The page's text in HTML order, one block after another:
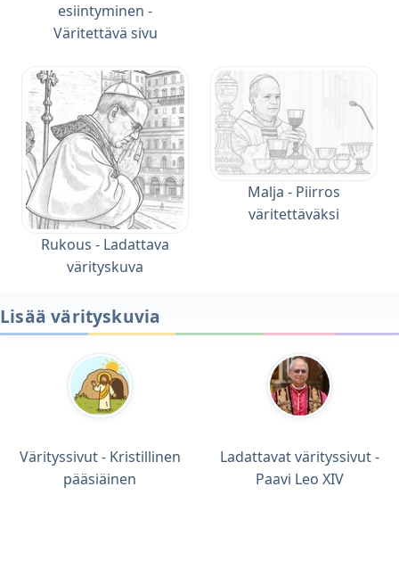
esiintyminen -
Väritettävä sivu
Rukous - Ladattava
värityskuva
Malja - Piirros
väritettäväksi
Lisää värityskuvia
Värityssivut - Kristillinen
pääsiäinen
Ladattavat värityssivut -
Paavi Leo XIV